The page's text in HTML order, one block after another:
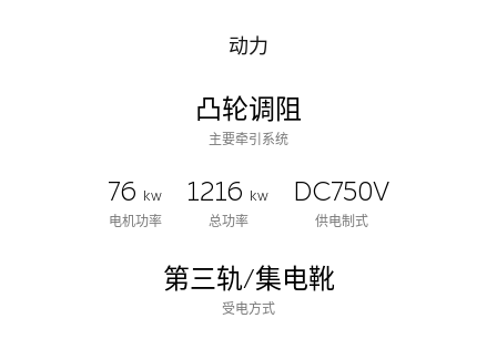
动力
凸轮调阻
主要牵引系统
76
kw
电机功率
1216
kw
总功率
DC750V
供电制式
第三轨/集电靴
受电方式